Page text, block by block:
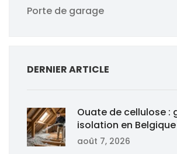
Porte de garage
DERNIER ARTICLE
Ouate de cellulose :
isolation en
août 7, 2026